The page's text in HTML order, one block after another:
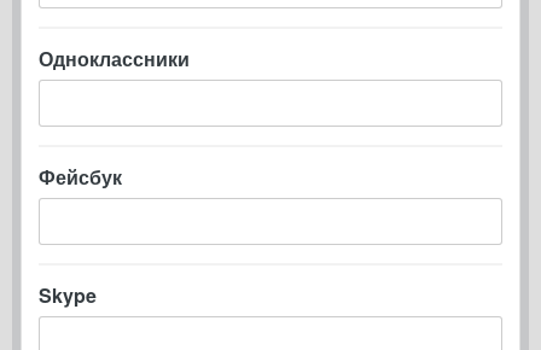
Одноклассники
Фейсбук
Skype